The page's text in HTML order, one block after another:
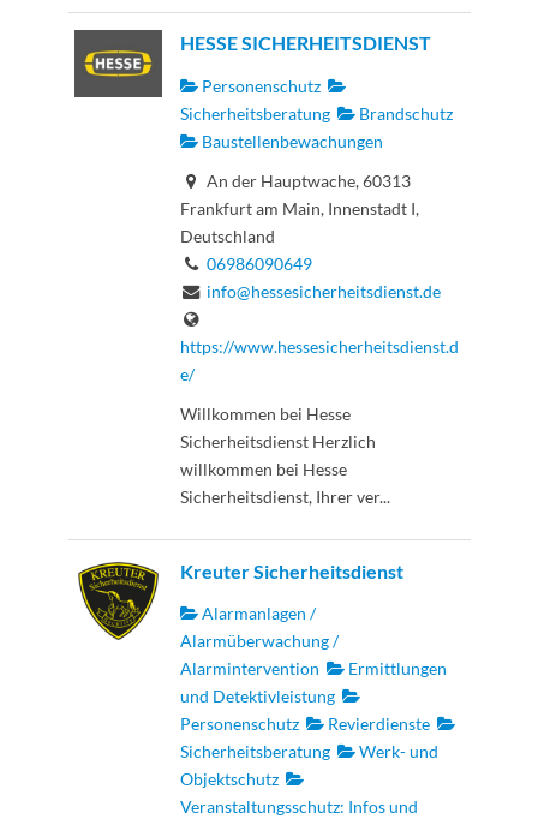
HESSE SICHERHEITSDIENST
Personenschutz
Sicherheitsberatung
Brandschutz
Baustellenbewachungen
An der Hauptwache, 60313
Frankfurt am Main, Innenstadt I,
Deutschland
06986090649
info@hessesicherheitsdienst.de
https://www.hessesicherheitsdienst.d
e/
Willkommen bei Hesse
Sicherheitsdienst Herzlich
willkommen bei Hesse
Sicherheitsdienst, Ihrer ver...
Kreuter Sicherheitsdienst
Alarmanlagen /
Alarmüberwachung /
Alarmintervention
Ermittlungen
und Detektivleistung
Personenschutz
Revierdienste
Sicherheitsberatung
Werk- und
Objektschutz
Veranstaltungsschutz: Infos und